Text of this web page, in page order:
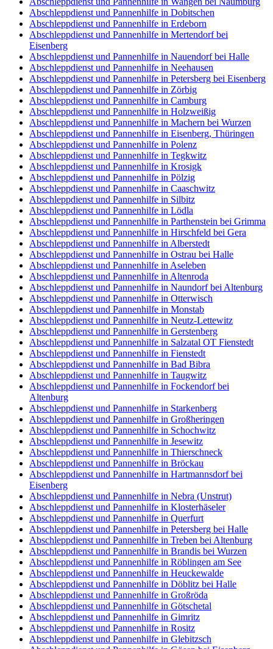
Abschleppdienst und Pannenhilfe in Dobitschen
Abschleppdienst und Pannenhilfe in Erdeborn
Abschleppdienst und Pannenhilfe in Mertendorf bei
Eisenberg
Abschleppdienst und Pannenhilfe in Nauendorf bei Halle
Abschleppdienst und Pannenhilfe in Neehausen
Abschleppdienst und Pannenhilfe in Petersberg bei Eisenberg
Abschleppdienst und Pannenhilfe in Zörbig
Abschleppdienst und Pannenhilfe in Camburg
Abschleppdienst und Pannenhilfe in Holzweißig
Abschleppdienst und Pannenhilfe in Machern bei Wurzen
Abschleppdienst und Pannenhilfe in Eisenberg, Thüringen
Abschleppdienst und Pannenhilfe in Polenz
Abschleppdienst und Pannenhilfe in Tegkwitz
Abschleppdienst und Pannenhilfe in Krosigk
Abschleppdienst und Pannenhilfe in Pölzig
Abschleppdienst und Pannenhilfe in Caaschwitz
Abschleppdienst und Pannenhilfe in Silbitz
Abschleppdienst und Pannenhilfe in Lödla
Abschleppdienst und Pannenhilfe in Parthenstein bei Grimma
Abschleppdienst und Pannenhilfe in Hirschfeld bei Gera
Abschleppdienst und Pannenhilfe in Alberstedt
Abschleppdienst und Pannenhilfe in Ostrau bei Halle
Abschleppdienst und Pannenhilfe in Aseleben
Abschleppdienst und Pannenhilfe in Altenroda
Abschleppdienst und Pannenhilfe in Naundorf bei Altenburg
Abschleppdienst und Pannenhilfe in Otterwisch
Abschleppdienst und Pannenhilfe in Monstab
Abschleppdienst und Pannenhilfe in Neutz-Lettewitz
Abschleppdienst und Pannenhilfe in Gerstenberg
Abschleppdienst und Pannenhilfe in Salzatal OT Fienstedt
Abschleppdienst und Pannenhilfe in Fienstedt
Abschleppdienst und Pannenhilfe in Bad Bibra
Abschleppdienst und Pannenhilfe in Taugwitz
Abschleppdienst und Pannenhilfe in Fockendorf bei
Altenburg
Abschleppdienst und Pannenhilfe in Starkenberg
Abschleppdienst und Pannenhilfe in Großheringen
Abschleppdienst und Pannenhilfe in Schochwitz
Abschleppdienst und Pannenhilfe in Jesewitz
Abschleppdienst und Pannenhilfe in Thierschneck
Abschleppdienst und Pannenhilfe in Bröckau
Abschleppdienst und Pannenhilfe in Hartmannsdorf bei
Eisenberg
Abschleppdienst und Pannenhilfe in Nebra (Unstrut)
Abschleppdienst und Pannenhilfe in Klosterhäseler
Abschleppdienst und Pannenhilfe in Querfurt
Abschleppdienst und Pannenhilfe in Petersberg bei Halle
Abschleppdienst und Pannenhilfe in Treben bei Altenburg
Abschleppdienst und Pannenhilfe in Brandis bei Wurzen
Abschleppdienst und Pannenhilfe in Röblingen am See
Abschleppdienst und Pannenhilfe in Heuckewalde
Abschleppdienst und Pannenhilfe in Döblitz bei Halle
Abschleppdienst und Pannenhilfe in Großröda
Abschleppdienst und Pannenhilfe in Götschetal
Abschleppdienst und Pannenhilfe in Gimritz
Abschleppdienst und Pannenhilfe in Rositz
Abschleppdienst und Pannenhilfe in Glebitzsch